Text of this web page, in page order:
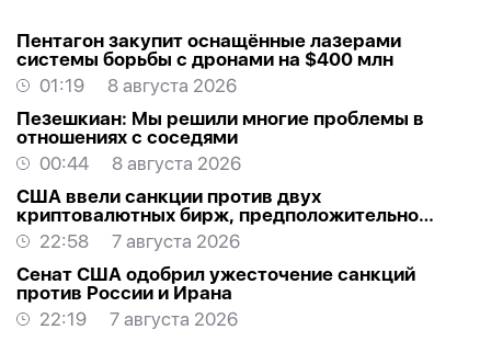
Пентагон закупит оснащённые лазерами
системы борьбы с дронами на $400 млн
01:19
8 августа 2026
Пезешкиан: Мы решили многие проблемы в
отношениях с соседями
00:44
8 августа 2026
США ввели санкции против двух
криптовалютных бирж, предположительно
оказывавших финансовую помощь Ирану
22:58
7 августа 2026
Сенат США одобрил ужесточение санкций
против России и Ирана
22:19
7 августа 2026